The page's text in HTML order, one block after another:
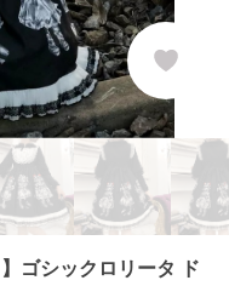
ゴシックロリータ ド